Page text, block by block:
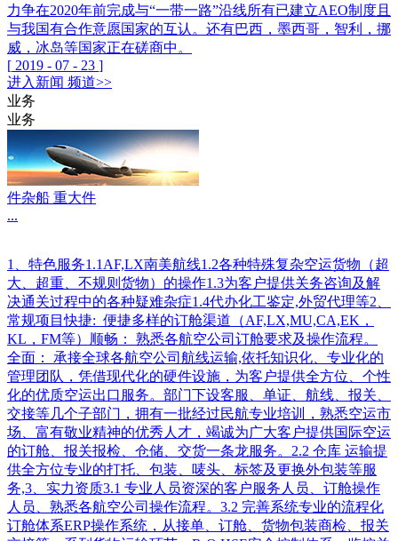
力争在2020年前完成与“一带一路”沿线所有已建立AEO制度且
与我国有合作意愿国家的互认。还有巴西，墨西哥，智利，挪
威，冰岛等国家正在磋商中。
[ 2019 - 07 - 23 ]
进入 新闻 频道>>
业务
业务
件杂船 重大件
...
1、特色服务1.1AF,LX南美航线1.2各种特殊复杂空运货物（超
大、超重、不规则货物）的操作1.3为客户提供关务咨询及解
决通关过程中的各种疑难杂症1.4代办化工鉴定,外贸代理等2、
常规项目快捷: 便捷多样的订舱渠道（AF,LX,MU,CA,EK，
KL，FM等）顺畅： 熟悉各航空公司订舱要求及操作流程。
全面： 承接全球各航空公司航线运输,依托知识化、专业化的
管理团队，凭借现代化的硬件设施，为客户提供全方位、个性
化的优质空运出口服务。部门下设客服、单证、航线、报关、
交接等几个子部门，拥有一批经过民航专业培训，熟悉空运市
场、富有敬业精神的优秀人才，竭诚为广大客户提供国际空运
的订舱、报关报检、仓储、交货一条龙服务。2.2 仓库 运输提
供全方位专业的打托、包装、唛头、标签及更换外包装等服
务,3、实力资质3.1 专业人员资深的客户服务人员、订舱操作
人员、熟悉各航空公司操作流程。3.2 完善系统专业的流程化
订舱体系ERP操作系统，从接单、订舱、货物包装商检、报关